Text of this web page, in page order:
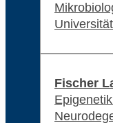
Fischer